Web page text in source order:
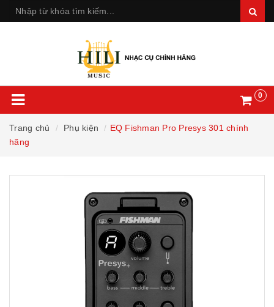
0
Trang chủ Phụ kiện
EQ Fishman Pro Presys 301 chính
hãng